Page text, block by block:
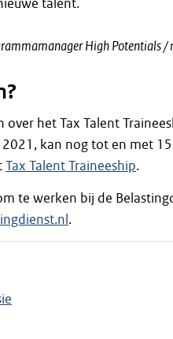
talent.
High Potentials /
over het Tax Talent
kan nog tot en met
Tax Talent Traineeship.
te werken bij de
.